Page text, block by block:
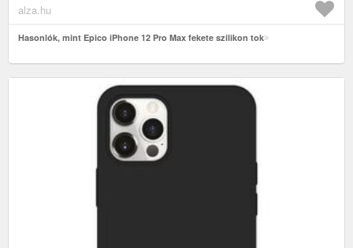
alza.hu
Hasonlók, mint Epico iPhone 12 Pro Max fekete szilikon tok